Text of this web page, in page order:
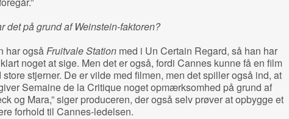
det på grund af Weinstein-faktoren?
har ogsåFruitvale Station med i Un Certain Regard, så han har
noget at sige. Men det er også, fordi Cannes kunne få en film
store stjerner. De er vilde med filmen, men det spiller også ind, at
Semaine de la Critique noget opmærksomhed på grund af
og Mara,” siger produceren, der også selv prøver at opbygge et
forhold til Cannes-ledelsen.